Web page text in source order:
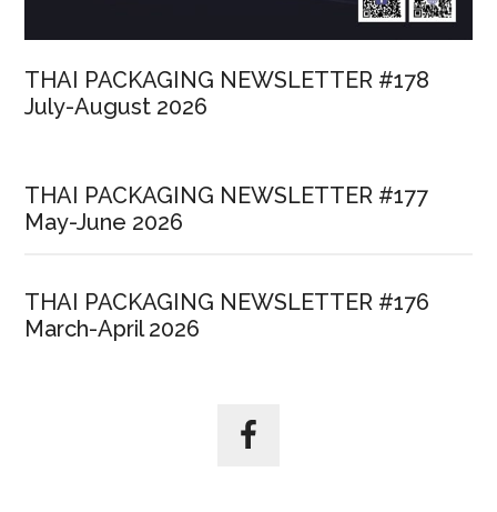
นี้
THAI PACKAGING NEWSLETTER #178
July-August 2026
THAI PACKAGING NEWSLETTER #177
May-June 2026
THAI PACKAGING NEWSLETTER #176
March-April 2026